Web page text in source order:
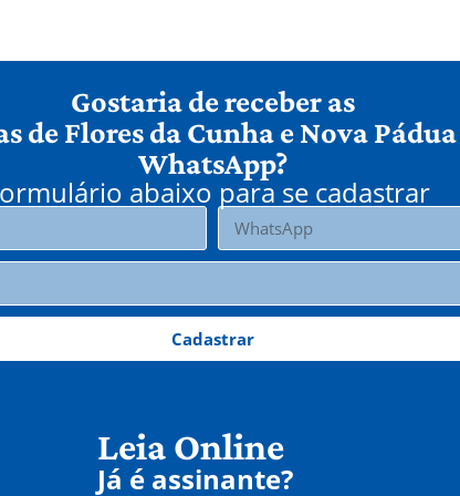
Gostaria de receber as
de Flores da Cunha e Nova
WhatsApp?
abaixo para se cadastrar
Cadastrar
Leia Online
Já é assinante?